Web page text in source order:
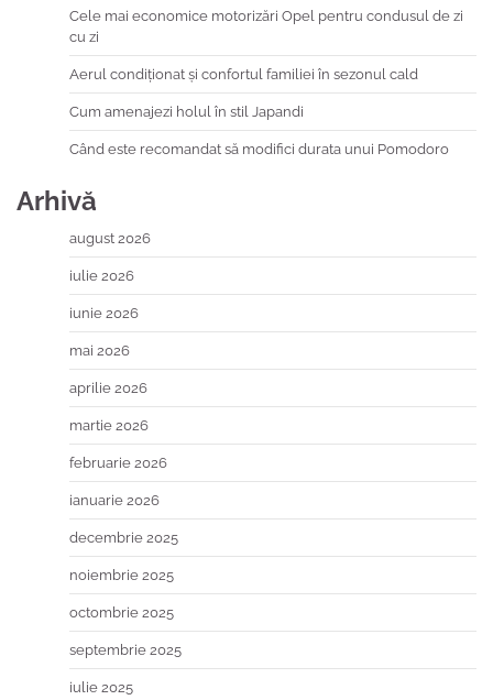
Cele mai economice motorizări Opel pentru condusul de zi
cu zi
Aerul condiționat și confortul familiei în sezonul cald
Cum amenajezi holul în stil Japandi
Când este recomandat să modifici durata unui Pomodoro
Arhivă
august 2026
iulie 2026
iunie 2026
mai 2026
aprilie 2026
martie 2026
februarie 2026
ianuarie 2026
decembrie 2025
noiembrie 2025
octombrie 2025
septembrie 2025
iulie 2025